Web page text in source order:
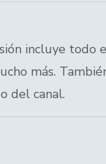
incluye
más.
del canal.